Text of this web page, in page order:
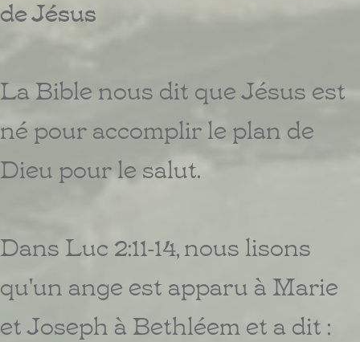
de Jésus
La Bible nous dit que Jésus est
né pour accomplir le plan de
Dieu pour le salut.
Dans Luc 2:11-14, nous lisons
qu'un ange est apparu à Marie
et Joseph à Bethléem et a dit :